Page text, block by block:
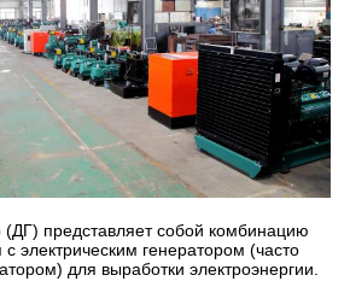
(ДГ) представляет собой комбинацию
с электрическим генератором (часто
для выработки электроэнергии.